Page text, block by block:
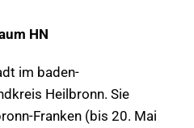
HN
im baden-
Heilbronn. Sie
Franken (bis 20. Mai